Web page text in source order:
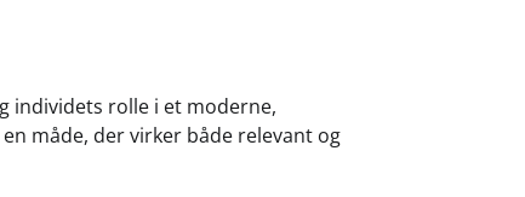
individets rolle i et moderne,
måde, der virker både relevant og